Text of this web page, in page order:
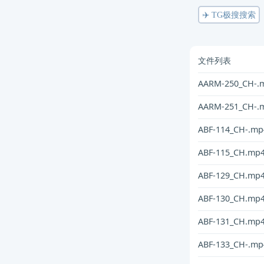
✈️ TG极搜搜索
文件列表
AARM-250_CH-
AARM-251_CH-
ABF-114_CH-
ABF-
ABF-
ABF-
ABF-
ABF-133_CH-